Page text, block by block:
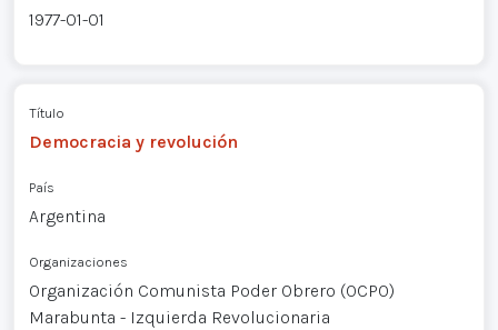
1977-01-01
Título
Democracia y revolución
País
Argentina
Organizaciones
Organización Comunista Poder Obrero (OCPO)
Marabunta - Izquierda Revolucionaria